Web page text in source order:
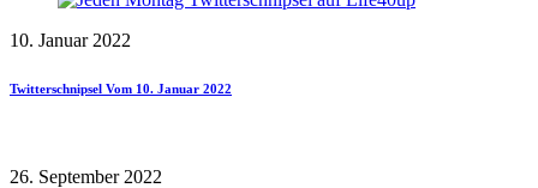
10. Januar 2022
Twitterschnipsel Vom 10. Januar 2022
26. September 2022